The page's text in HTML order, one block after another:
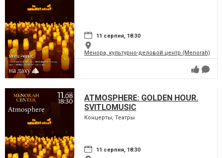
11 серпня, 18:30
Менора, культурно-деловой центр (Menorah)
ATMOSPHERE: GOLDEN HOUR.
SVITLOMUSIC
Концерты, Театры
11 серпня, 18:30